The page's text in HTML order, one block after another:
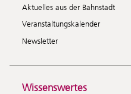
Aktuelles aus der Bahnstadt
Veranstaltungskalender
Newsletter
Wissenswertes